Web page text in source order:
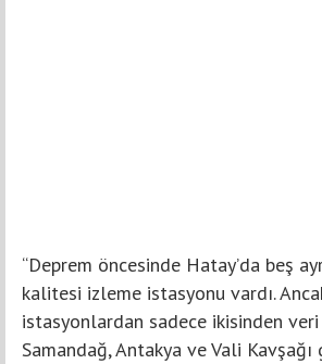
“Deprem öncesinde Hatay’da beş
kalitesi izleme istasyonu vardı.
istasyonlardan sadece ikisinden veri
Samandağ, Antakya ve Vali